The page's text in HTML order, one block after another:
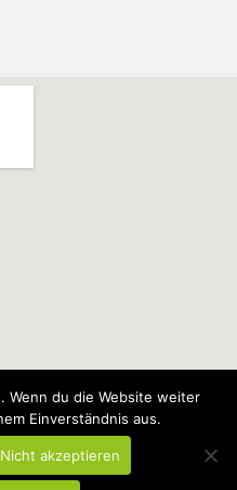
| Designed byN2K Design &
Wenn du die Website weiter
Einverständnis aus.
Nicht akzeptieren